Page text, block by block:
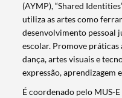
(AYMP), “Shared
utiliza as artes como
desenvolvimento pessoal
escolar. Promove
dança, artes visuais e
expressão, aprendizagem
É coordenado pelo MUS-